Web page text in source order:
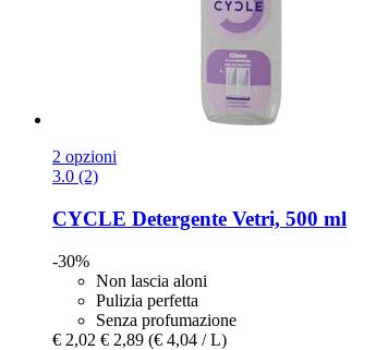
2 opzioni
3.0 (2)
CYCLE Detergente Vetri, 500 ml
-30%
Non lascia aloni
Pulizia perfetta
Senza profumazione
€ 2,02 € 2,89 (€ 4,04 / L)